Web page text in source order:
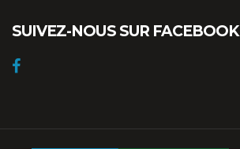
SUIVEZ-NOUS SUR FACEBOOK